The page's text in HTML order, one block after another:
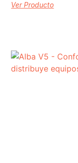
Ver Producto